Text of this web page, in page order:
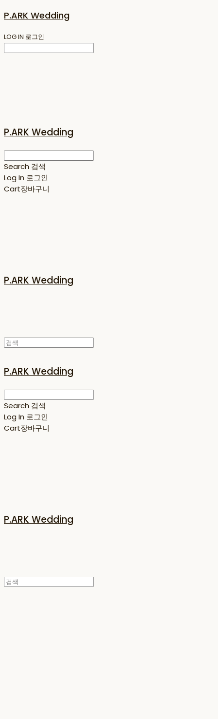
P.ARK Wedding
LOG IN 로그인
P.ARK Wedding
Search 검색
Log In 로그인
Cart장바구니
P.ARK Wedding
P.ARK Wedding
Search 검색
Log In 로그인
Cart장바구니
P.ARK Wedding